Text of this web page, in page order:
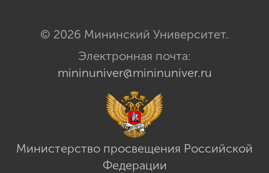
© 2026 Мининский Университет.
Электронная почта:
mininuniver@mininuniver.ru
Министерство просвещения Российской
Федерации